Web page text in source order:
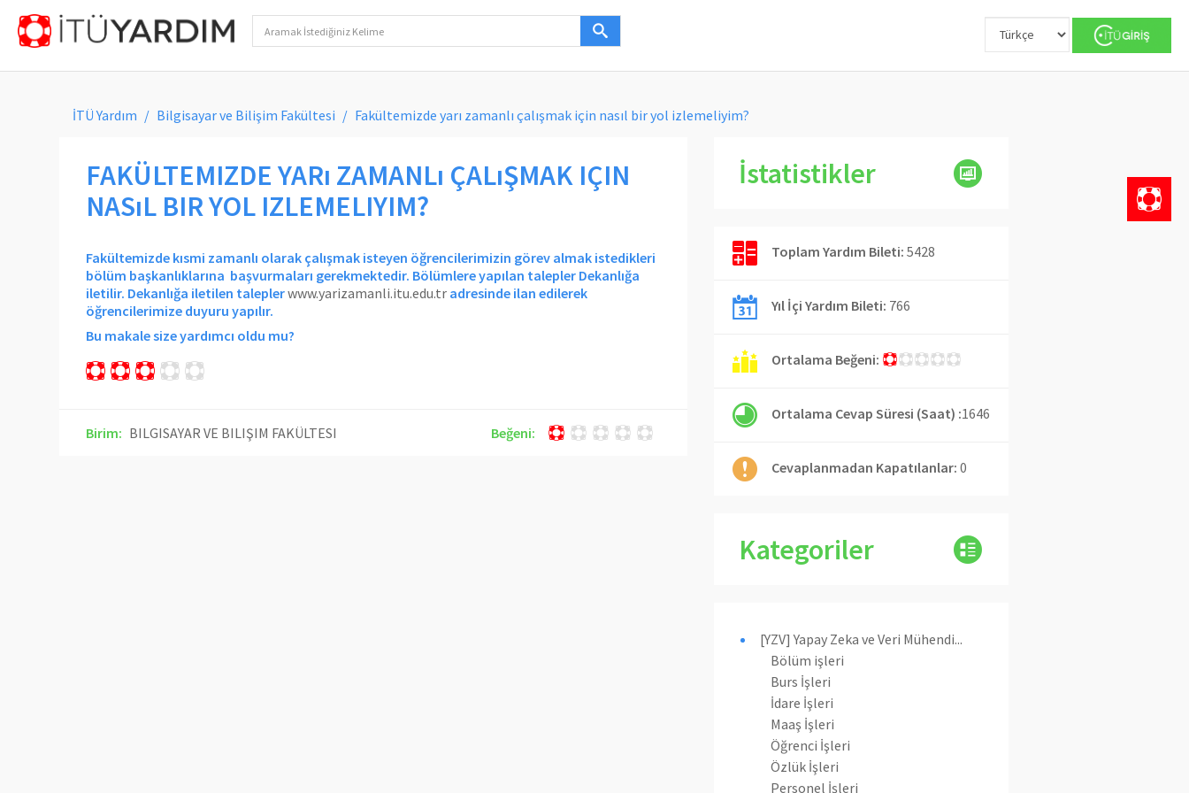
İTÜ Yardım Bilgisayar ve Bilişim Fakültesi Fakültemizde yarı zamanlı çalışmak için nasıl bir yol izlemeliyim?
FAKÜLTEMIZDE YARı ZAMANLı ÇALıŞMAK IÇIN
NASıL BIR YOL IZLEMELIYIM?
Fakültemizde kısmi zamanlı olarak çalışmak isteyen öğrencilerimizin görev almak istedikleri
bölüm başkanlıklarına başvurmaları gerekmektedir. Bölümlere yapılan talepler Dekanlığa
iletilir. Dekanlığa iletilen taleplerwww.yarizamanli.itu.edu.tr adresinde ilan edilerek
öğrencilerimize duyuru yapılır.
Bu makale size yardımcı oldu mu?
Birim: BILGISAYAR VE BILIŞIM FAKÜLTESI Beğeni:
İstatistikler
Toplam Yardım Bileti: 5428
Yıl İçi Yardım Bileti: 766
Ortalama Beğeni:
Ortalama Cevap Süresi (Saat) :1646
Cevaplanmadan Kapatılanlar: 0
Kategoriler
[YZV] Yapay Zeka ve Veri Mühendi...
Bölüm işleri
Burs İşleri
İdare İşleri
Maaş İşleri
Öğrenci İşleri
Özlük İşleri
Personel İşleri